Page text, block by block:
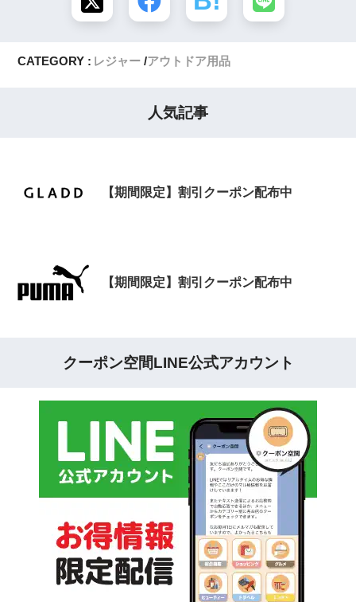
CATEGORY : レジャー アウトドア用品
人気記事
【期間限定】割引クーポン配布中
【期間限定】割引クーポン配布中
クーポン空間LINE公式アカウント